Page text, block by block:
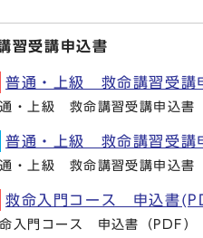
習受講申込書
普通・上級 救命講習受
・上級 救命講習受講申込書
普通・上級 救命講習受
・上級 救命講習受講申込書
救命入門コース 申込書
入門コース 申込書（PDF）